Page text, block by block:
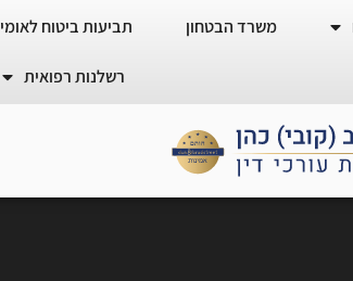
משרד הבטחון תביעות ביטוח לאומי
רשלנות רפואית